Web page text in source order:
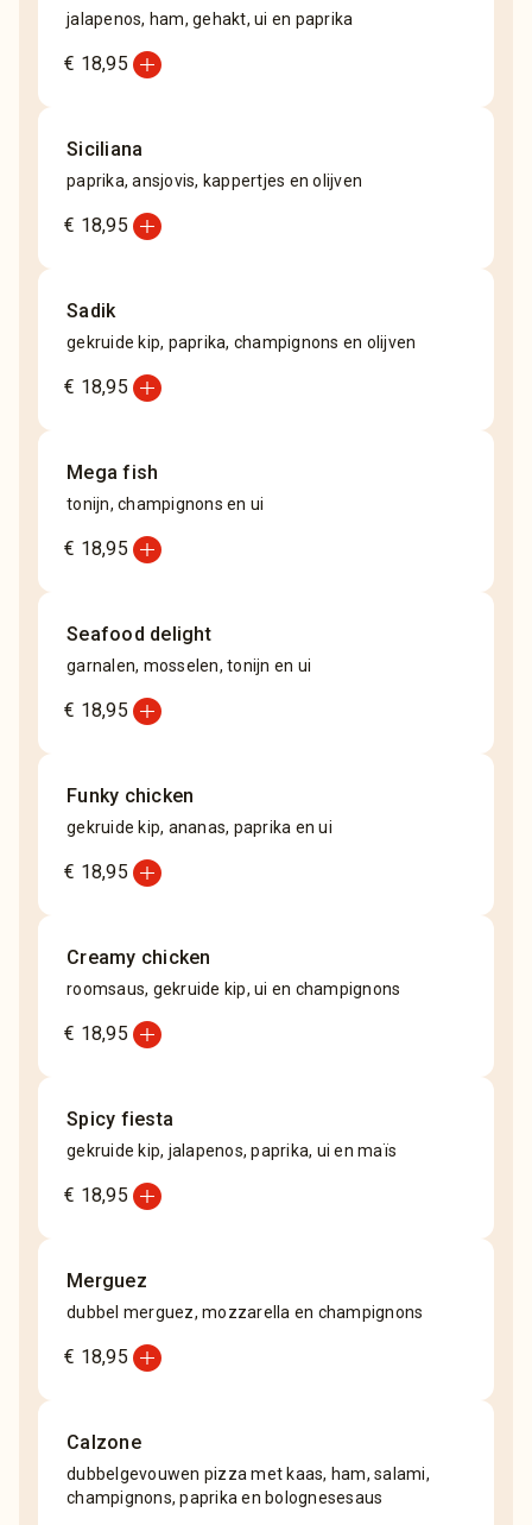
jalapenos, ham, gehakt, ui en paprika
€ 18,95 add_circle
Siciliana
paprika, ansjovis, kappertjes en olijven
€ 18,95 add_circle
Sadik
gekruide kip, paprika, champignons en olijven
€ 18,95 add_circle
Mega fish
tonijn, champignons en ui
€ 18,95 add_circle
Seafood delight
garnalen, mosselen, tonijn en ui
€ 18,95 add_circle
Funky chicken
gekruide kip, ananas, paprika en ui
€ 18,95 add_circle
Creamy chicken
roomsaus, gekruide kip, ui en champignons
€ 18,95 add_circle
Spicy fiesta
gekruide kip, jalapenos, paprika, ui en maïs
€ 18,95 add_circle
Merguez
dubbel merguez, mozzarella en champignons
€ 18,95 add_circle
Calzone
dubbelgevouwen pizza met kaas, ham, salami,
champignons, paprika en bolognesesaus